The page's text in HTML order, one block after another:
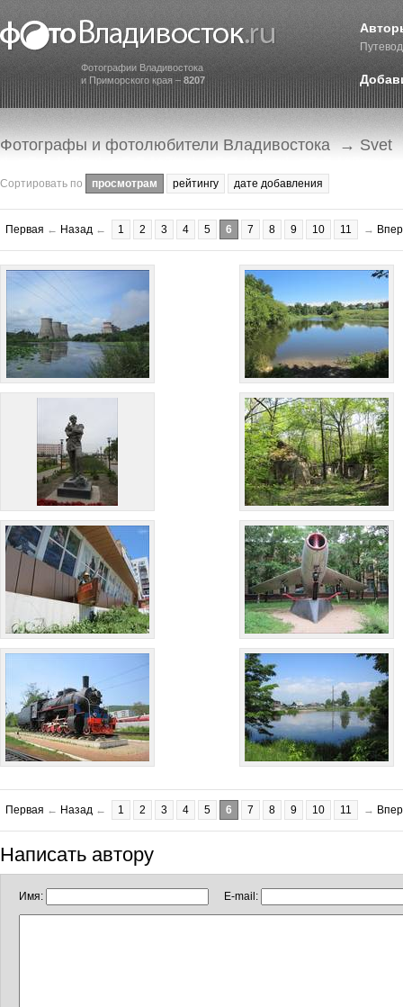
Фотографии Владивостока
и Приморского края – 8207
Фотографы и фотолюбители Владивостока → Svet
Сортировать по просмотрам рейтингу дате добавления
Первая ← Назад ← 1 2 3 4 5 6 7 8 9 10 11 →
Первая ← Назад ← 1 2 3 4 5 6 7 8 9 10 11 →
Написать автору
Имя: E-mail: